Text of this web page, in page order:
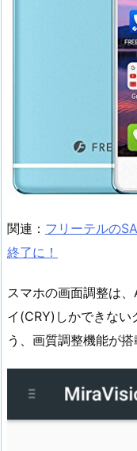
関連： フリーテルの
終了に！
スマホの画面調整は
イ(CRY)しかできな
う、画質調整機能が搭